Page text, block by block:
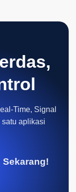
Time, Signal
satu aplikasi